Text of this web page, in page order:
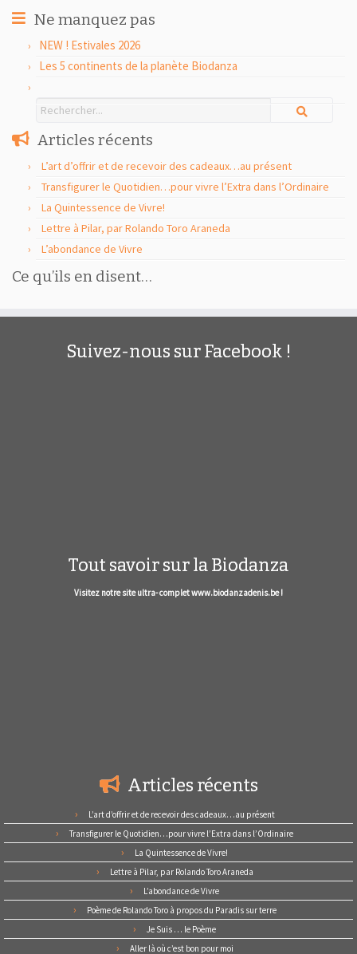
Ne manquez pas
NEW ! Estivales 2026
Les 5 continents de la planète Biodanza
Articles récents
L’art d’offrir et de recevoir des cadeaux…au présent
Transfigurer le Quotidien…pour vivre l’Extra dans l’Ordinaire
La Quintessence de Vivre!
Lettre à Pilar, par Rolando Toro Araneda
L’abondance de Vivre
Ce qu’ils en disent…
Suivez-nous sur Facebook !
Tout savoir sur la Biodanza
Visitez notre site ultra- complet www.biodanzadenis.be !
Articles récents
L’art d’offrir et de recevoir des cadeaux…au présent
Transfigurer le Quotidien…pour vivre l’Extra dans l’Ordinaire
La Quintessence de Vivre!
Lettre à Pilar, par Rolando Toro Araneda
L’abondance de Vivre
Poème de Rolando Toro à propos du Paradis sur terre
Je Suis … le Poème
Aller là où c’est bon pour moi